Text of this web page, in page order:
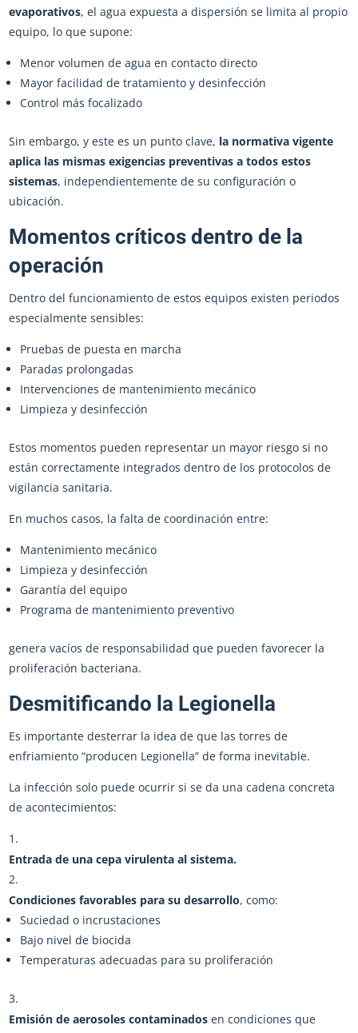
evaporativos, el agua expuesta a dispersión se limita al propio
equipo, lo que supone:
Menor volumen de agua en contacto directo
Mayor facilidad de tratamiento y desinfección
Control más focalizado
Sin embargo, y este es un punto clave, la normativa vigente
aplica las mismas exigencias preventivas a todos estos
sistemas, independientemente de su configuración o
ubicación.
Momentos críticos dentro de la
operación
Dentro del funcionamiento de estos equipos existen periodos
especialmente sensibles:
Pruebas de puesta en marcha
Paradas prolongadas
Intervenciones de mantenimiento mecánico
Limpieza y desinfección
Estos momentos pueden representar un mayor riesgo si no
están correctamente integrados dentro de los protocolos de
vigilancia sanitaria.
En muchos casos, la falta de coordinación entre:
Mantenimiento mecánico
Limpieza y desinfección
Garantía del equipo
Programa de mantenimiento preventivo
genera vacíos de responsabilidad que pueden favorecer la
proliferación bacteriana.
Desmitificando la Legionella
Es importante desterrar la idea de que las torres de
enfriamiento “producen Legionella” de forma inevitable.
La infección solo puede ocurrir si se da una cadena concreta
de acontecimientos:
Entrada de una cepa virulenta al sistema.
Condiciones favorables para su desarrollo, como:
Suciedad o incrustaciones
Bajo nivel de biocida
Temperaturas adecuadas para su proliferación
Emisión de aerosoles contaminados en condiciones que